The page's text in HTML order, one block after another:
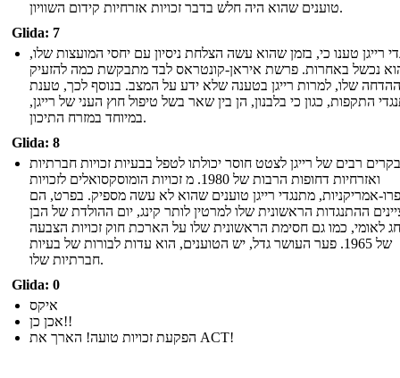
טוענים שהוא היה חלש בדבר זכויות אזרחיות קידום השוויון.
Glida: 7
רייגן טענו כי, בזמן שהוא עשה הצלחת ניסיון עם יחסי המועצות שלו,
נכשל באחרות. פרשת איראן-קונטראס לבד מתבקשת כמה להזעיק
ההדחה שלו, למרות רייגן בטענה שלא ידע על המצב. בנוסף לכך, טענת
התקפות, כגון כי בלבנון, הן בין שאר בשל טיפול חוץ העני של רייגן,
במיוחד במזרח התיכון.
Glida: 8
רבים של רייגן לצטט חוסר יכולתו לטפל בבעיות זכויות חברתיות
ואזרחיות דחופות הרבות של 1980. מ זכויות הומוסקסואלים לזכויות
אמריקניות, מתנגדי רייגן טוענים שהוא לא עשה מספיק. בפרט, הם
ההתנגדות הראשונית שלו למרטין לותר קינג, יום ההולדת של הבן
לאומי, כמו גם חסימת הראשונית שלו על הארכת חוק זכויות הצבעה
של 1965. פער העושר גדל, יש הטוענים, הוא עדות לבורות של בעיות
חברתיות שלו.
Glida: 0
איקס
אכן כן!!
הפקעת זכויות טועה! הארך את ACT!